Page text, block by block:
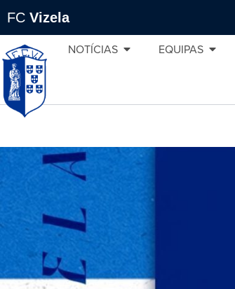
FC Vizela
NOTÍCIAS EQUIPAS